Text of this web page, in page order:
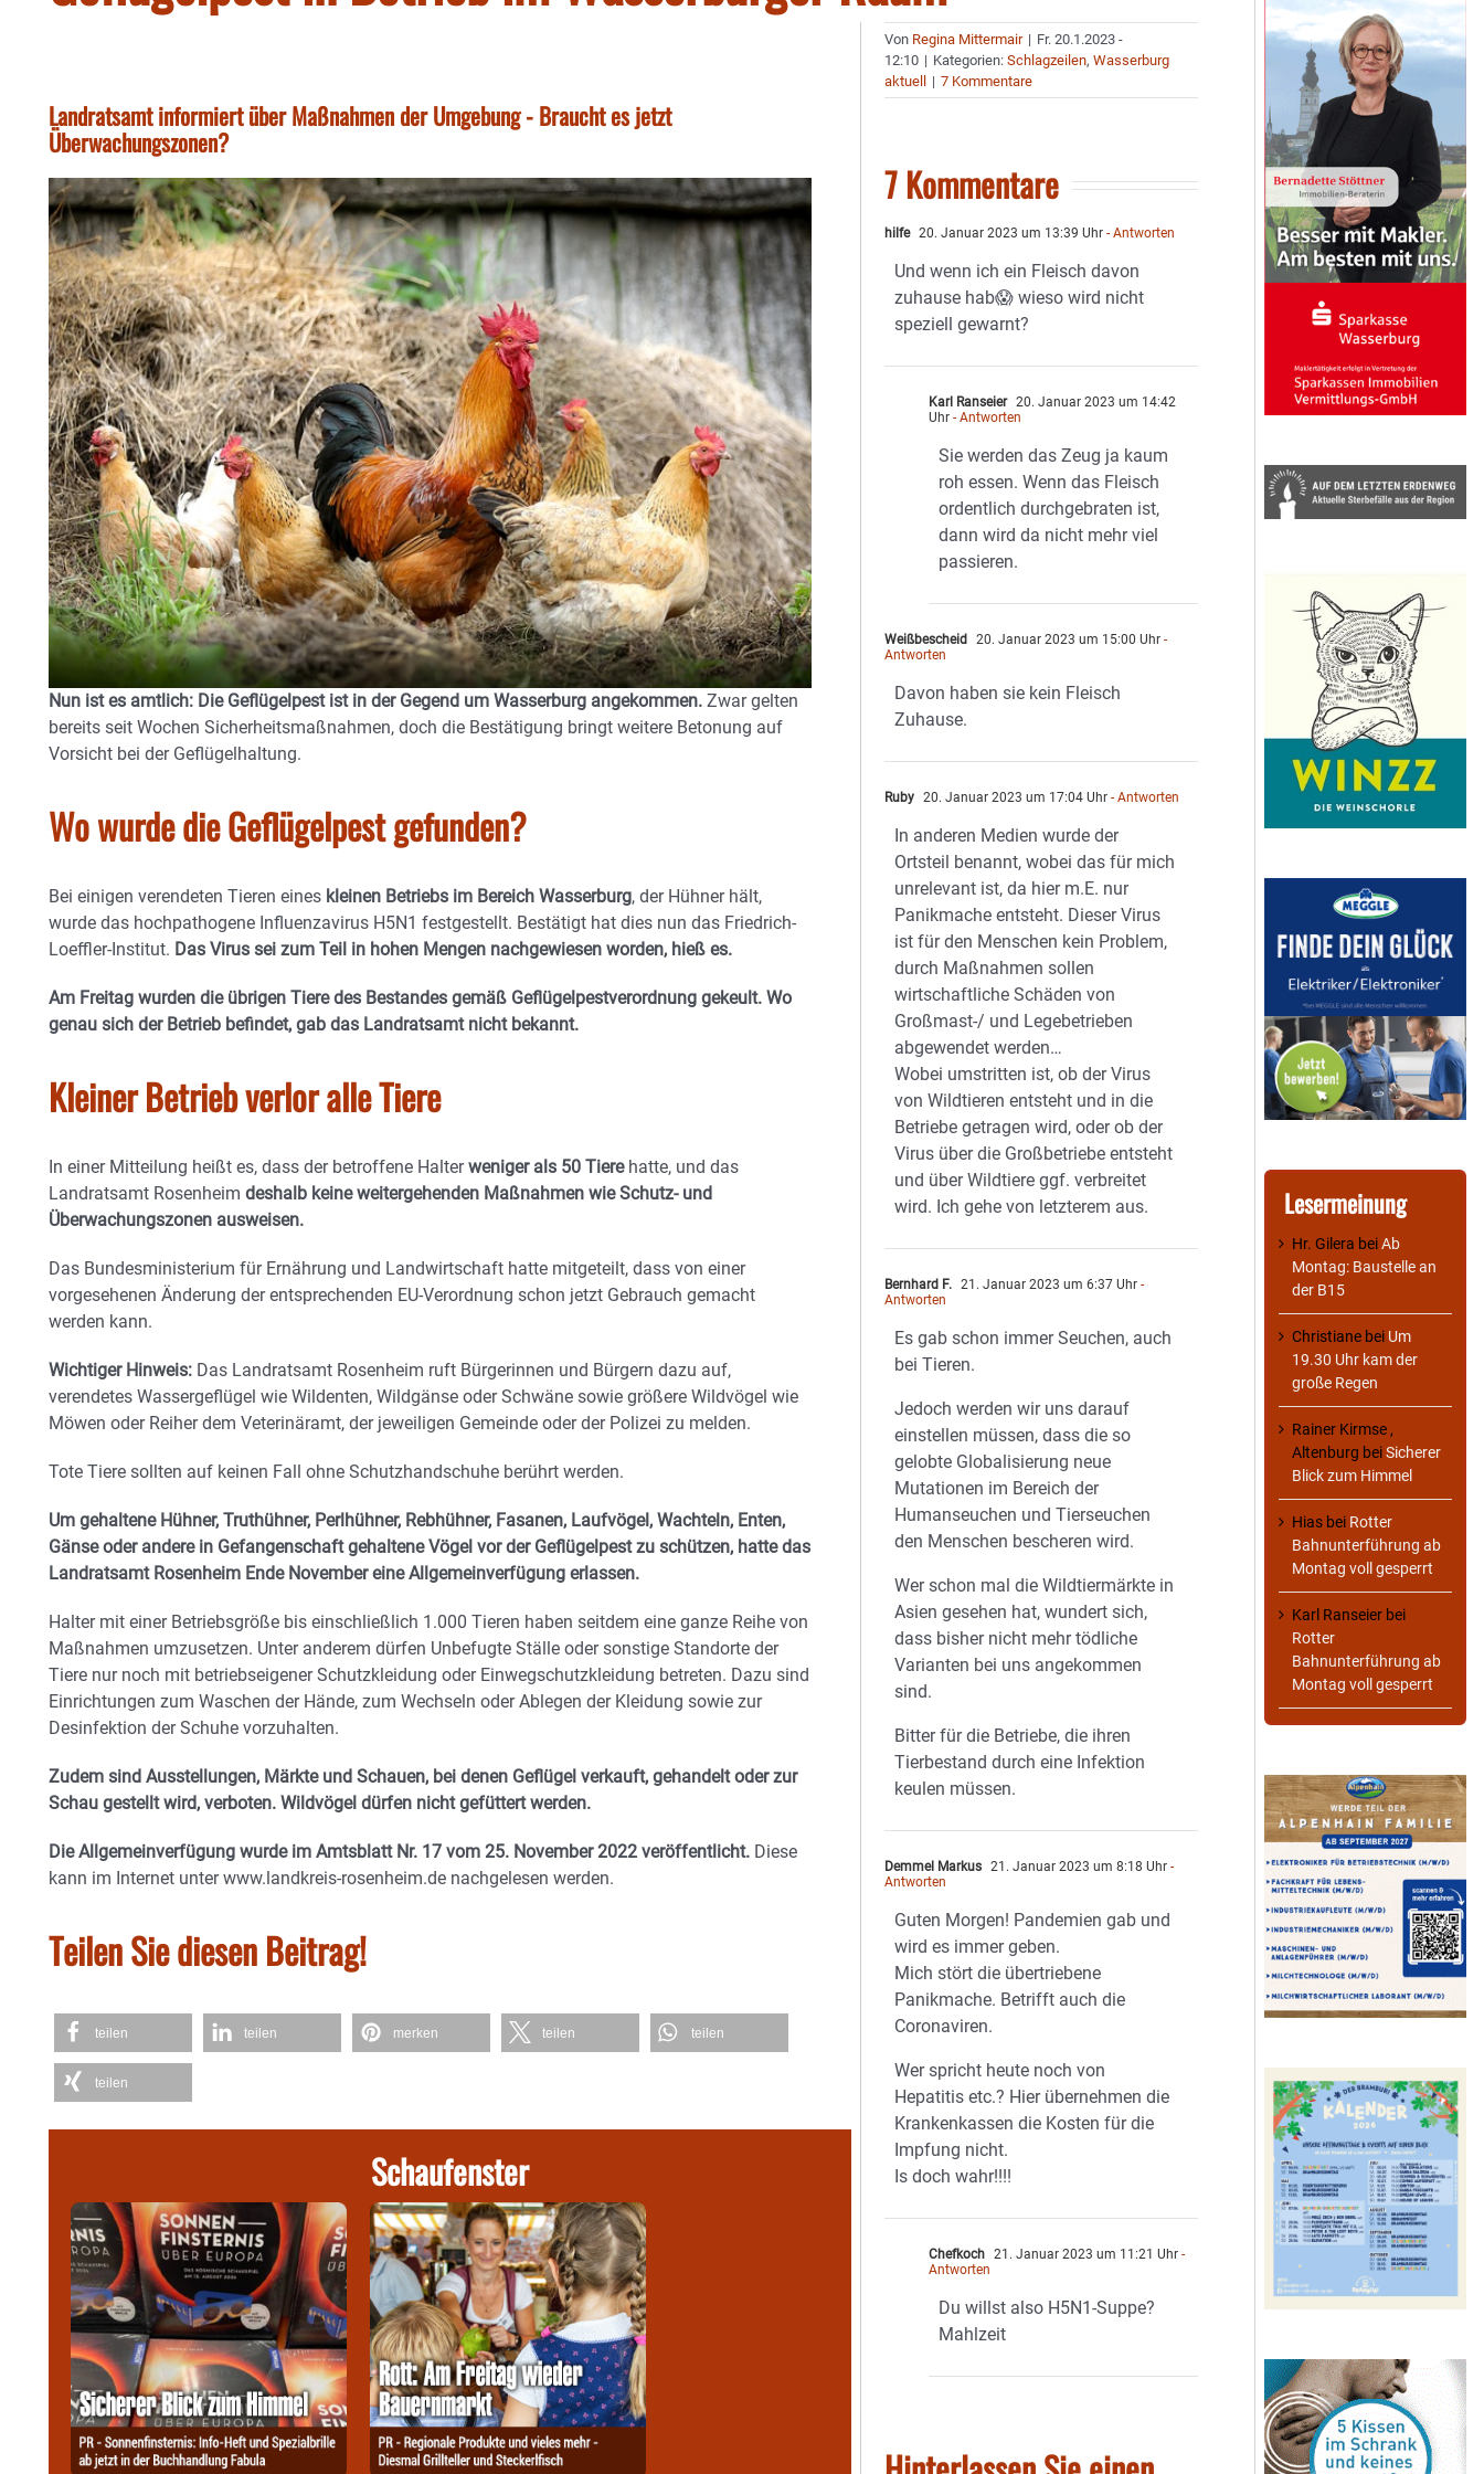
Landratsamt informiert über Maßnahmen der Umgebung - Braucht es jetzt
Überwachungszonen?
Nun ist es amtlich: Die Geflügelpest ist in der Gegend um Wasserburg angekommen. Zwar gelten
bereits seit Wochen Sicherheitsmaßnahmen, doch die Bestätigung bringt weitere Betonung auf
Vorsicht bei der Geflügelhaltung.
Wo wurde die Geflügelpest gefunden?
Bei einigen verendeten Tieren eines kleinen Betriebs im Bereich Wasserburg, der Hühner hält,
wurde das hochpathogene Influenzavirus H5N1 festgestellt. Bestätigt hat dies nun das Friedrich-
Loeffler-Institut. Das Virus sei zum Teil in hohen Mengen nachgewiesen worden, hieß es.
Am Freitag wurden die übrigen Tiere des Bestandes gemäß Geflügelpestverordnung gekeult. Wo
genau sich der Betrieb befindet, gab das Landratsamt nicht bekannt.
Kleiner Betrieb verlor alle Tiere
In einer Mitteilung heißt es, dass der betroffene Halterweniger als 50 Tierehatte, und das
Landratsamt Rosenheim deshalb keine weitergehenden Maßnahmen wie Schutz- und
Überwachungszonen ausweisen.
Das Bundesministerium für Ernährung und Landwirtschaft hatte mitgeteilt, dass von einer
vorgesehenen Änderung der entsprechenden EU-Verordnung schon jetzt Gebrauch gemacht
werden kann.
Wichtiger Hinweis: Das Landratsamt Rosenheim ruft Bürgerinnen und Bürgern dazu auf,
verendetes Wassergeflügel wie Wildenten, Wildgänse oder Schwäne sowie größere Wildvögel wie
Möwen oder Reiher dem Veterinäramt, der jeweiligen Gemeinde oder der Polizei zu melden.
Tote Tiere sollten auf keinen Fall ohne Schutzhandschuhe berührt werden.
Um gehaltene Hühner, Truthühner, Perlhühner, Rebhühner, Fasanen, Laufvögel, Wachteln, Enten,
Gänse oder andere in Gefangenschaft gehaltene Vögel vor der Geflügelpest zu schützen, hatte das
Landratsamt Rosenheim Ende November eine Allgemeinverfügung erlassen.
Halter mit einer Betriebsgröße bis einschließlich 1.000 Tieren haben seitdem eine ganze Reihe von
Maßnahmen umzusetzen. Unter anderem dürfen Unbefugte Ställe oder sonstige Standorte der
Tiere nur noch mit betriebseigener Schutzkleidung oder Einwegschutzkleidung betreten. Dazu sind
Einrichtungen zum Waschen der Hände, zum Wechseln oder Ablegen der Kleidung sowie zur
Desinfektion der Schuhe vorzuhalten.
Zudem sind Ausstellungen, Märkte und Schauen, bei denen Geflügel verkauft, gehandelt oder zur
Schau gestellt wird, verboten. Wildvögel dürfen nicht gefüttert werden.
Die Allgemeinverfügung wurde im Amtsblatt Nr. 17 vom 25. November 2022 veröffentlicht. Diese
kann im Internet unter www.landkreis-rosenheim.de nachgelesen werden.
Teilen Sie diesen Beitrag!
teilen teilen merken teilen teilen
teilen
Schaufenster
Von Regina Mittermair | Fr. 20.1.2023 -
12:10 | Kategorien:Schlagzeilen,Wasserburg
aktuell
| 7 Kommentare
7 Kommentare
hilfe 20. Januar 2023 um 13:39 Uhr - Antworten
Und wenn ich ein Fleisch davon
zuhause hab😱 wieso wird nicht
speziell gewarnt?
Karl Ranseier 20. Januar 2023 um 14:42
Uhr - Antworten
Sie werden das Zeug ja kaum
roh essen. Wenn das Fleisch
ordentlich durchgebraten ist,
dann wird da nicht mehr viel
passieren.
Weißbescheid 20. Januar 2023 um 15:00 Uhr -
Antworten
Davon haben sie kein Fleisch
Zuhause.
Ruby 20. Januar 2023 um 17:04 Uhr - Antworten
In anderen Medien wurde der
Ortsteil benannt, wobei das für mich
unrelevant ist, da hier m.E. nur
Panikmache entsteht. Dieser Virus
ist für den Menschen kein Problem,
durch Maßnahmen sollen
wirtschaftliche Schäden von
Großmast-/ und Legebetrieben
abgewendet werden…
Wobei umstritten ist, ob der Virus
von Wildtieren entsteht und in die
Betriebe getragen wird, oder ob der
Virus über die Großbetriebe entsteht
und über Wildtiere ggf. verbreitet
wird. Ich gehe von letzterem aus.
Bernhard F. 21. Januar 2023 um 6:37 Uhr -
Antworten
Es gab schon immer Seuchen, auch
bei Tieren.
Jedoch werden wir uns darauf
einstellen müssen, dass die so
gelobte Globalisierung neue
Mutationen im Bereich der
Humanseuchen und Tierseuchen
den Menschen bescheren wird.
Wer schon mal die Wildtiermärkte in
Asien gesehen hat, wundert sich,
dass bisher nicht mehr tödliche
Varianten bei uns angekommen
sind.
Bitter für die Betriebe, die ihren
Tierbestand durch eine Infektion
keulen müssen.
Demmel Markus 21. Januar 2023 um 8:18 Uhr -
Antworten
Guten Morgen! Pandemien gab und
wird es immer geben.
Mich stört die übertriebene
Panikmache. Betrifft auch die
Coronaviren.
Wer spricht heute noch von
Hepatitis etc.? Hier übernehmen die
Krankenkassen die Kosten für die
Impfung nicht.
Is doch wahr!!!!
Chefkoch 21. Januar 2023 um 11:21 Uhr -
Antworten
Du willst also H5N1-Suppe?
Mahlzeit
Lesermeinung
Hr. Gilera beiAb
Montag: Baustelle an
der B15
Christiane bei Um
19.30 Uhr kam der
große Regen
Rainer Kirmse ,
Altenburg beiSicherer
Blick zum Himmel
Hias bei Rotter
Bahnunterführung ab
Montag voll gesperrt
Karl Ranseier bei
Rotter
Bahnunterführung ab
Montag voll gesperrt